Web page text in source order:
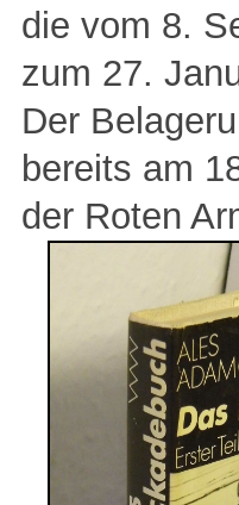
die vom 8.
zum 27.
Der
bereits am
der Roten